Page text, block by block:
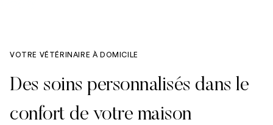
VOTRE VÉTÉRINAIRE À DOMICILE
Des soins personnalisés dans le
confort de votre maison